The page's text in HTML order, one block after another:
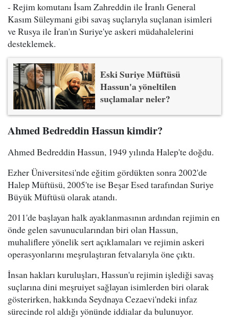
- Rejim komutanı İsam Zahreddin ile İranlı General
Kasım Süleymani gibi savaş suçlarıyla suçlanan isimleri
ve Rusya ile İran'ın Suriye'ye askeri müdahalelerini
desteklemek.
Eski Suriye Müftüsü
Hassun'a yöneltilen
suçlamalar neler?
Ahmed Bedreddin Hassun kimdir?
Ahmed Bedreddin Hassun, 1949 yılında Halep'te doğdu.
Ezher Üniversitesi'nde eğitim gördükten sonra 2002'de
Halep Müftüsü, 2005'te ise Beşar Esed tarafından Suriye
Büyük Müftüsü olarak atandı.
2011'de başlayan halk ayaklanmasının ardından rejimin en
önde gelen savunucularından biri olan Hassun,
muhaliflere yönelik sert açıklamaları ve rejimin askeri
operasyonlarını meşrulaştıran fetvalarıyla öne çıktı.
İnsan hakları kuruluşları, Hassun'u rejimin işlediği savaş
suçlarına dini meşruiyet sağlayan isimlerden biri olarak
gösterirken, hakkında Seydnaya Cezaevi'ndeki infaz
sürecinde rol aldığı yönünde iddialar da bulunuyor.